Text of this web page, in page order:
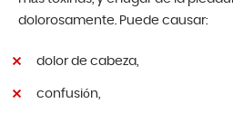
dolorosamente. Puede causar:
dolor de cabeza,
confusión,